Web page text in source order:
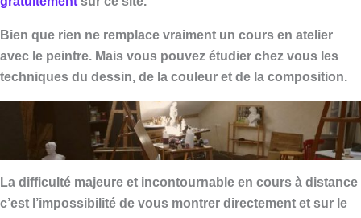
Bien que rien ne remplace vraiment un cours en atelier
avec le peintre. Mais vous pouvez étudier chez vous les
techniques du dessin, de la couleur et de la composition.
La difficulté majeure et incontournable en cours à distance
c’est l’impossibilité de vous montrer directement et sur le